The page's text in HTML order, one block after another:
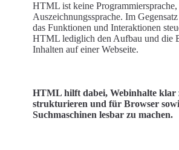
HTML ist keine Programmiersprache,
Auszeichnungssprache. Im
das Funktionen und Interaktionen
HTML lediglich den Aufbau und die
Inhalten auf einer Webseite.
HTML hilft dabei, Webinhalte klar
strukturieren und für Browser
Suchmaschinen lesbar zu machen.